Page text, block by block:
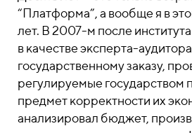
“Платформа”, а вообще я в
лет. В 2007-м после
в качестве эксперта-
государственному заказу,
регулируемые государством
предмет корректности их
анализировал бюджет,